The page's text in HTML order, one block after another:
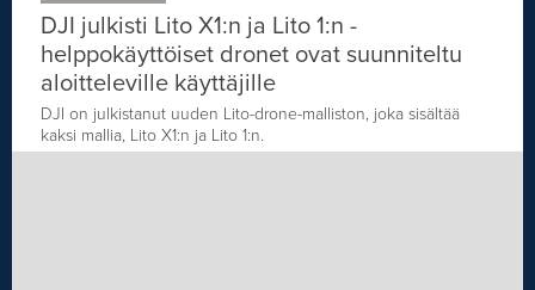
DJI julkisti Lito X1:n ja Lito 1:n -
helppokäyttöiset dronet ovat suunniteltu
aloitteleville käyttäjille
DJI on julkistanut uuden Lito-drone-malliston, joka sisältää
kaksi mallia, Lito X1:n ja Lito 1:n.